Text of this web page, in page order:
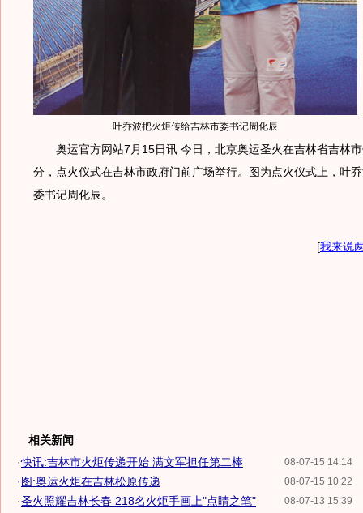
叶乔波把火炬传给吉林市委书记周化辰
奥运官方网站7月15日讯 今日，北京奥运圣火在吉林省吉林市
分，点火仪式在吉林市政府门前广场举行。图为点火仪式上，叶
委书记周化辰。
[我来说
相关新闻
08-07-15 14:14
·快讯:吉林市火炬传递开始 满文军担任第二棒
08-07-15 10:22
·图:奥运火炬在吉林松原传递
08-07-13 15:39
·圣火照耀吉林长春 218名火炬手画上"点睛之笔"